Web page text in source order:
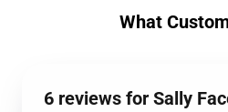
What
6 reviews for Sally